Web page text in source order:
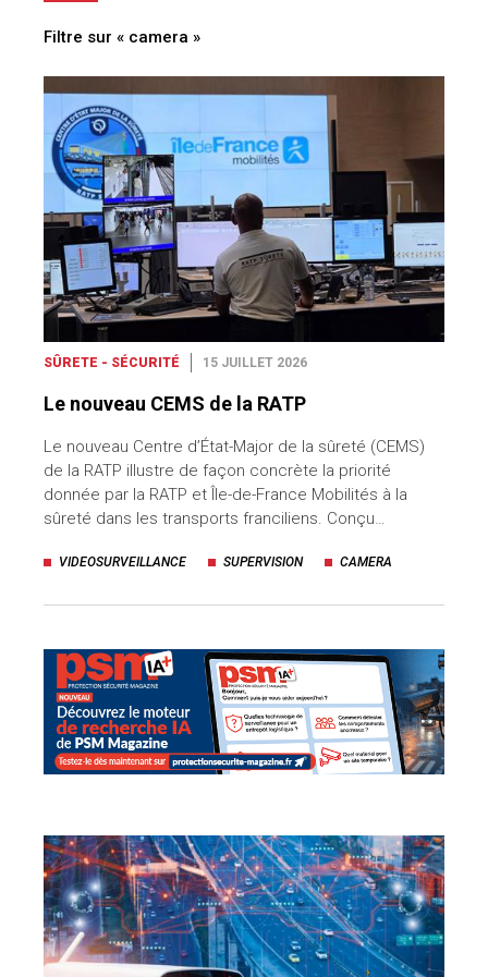
Filtre sur « camera »
SÛRETE - SÉCURITÉ 15 JUILLET 2026
Le nouveau CEMS de la RATP
Le nouveau Centre d’État-Major de la sûreté (CEMS)
de la RATP illustre de façon concrète la priorité
donnée par la RATP et Île-de-France Mobilités à la
sûreté dans les transports franciliens. Conçu…
VIDEOSURVEILLANCE SUPERVISION CAMERA